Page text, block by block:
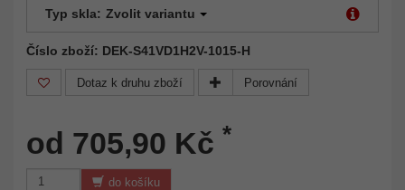
Typ skla: Zvolit variantu
Číslo zboží: DEK-S41VD1H2V-1015-H
Dotaz k druhu zboží Porovnání
od 705,90 Kč *
do košíku